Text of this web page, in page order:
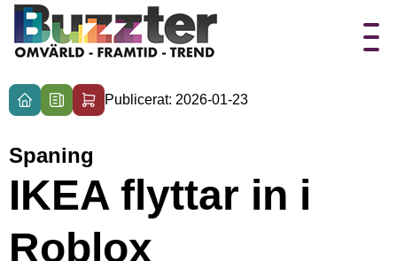
Publicerat: 2026-01-23
Spaning
IKEA flyttar in i
Roblox